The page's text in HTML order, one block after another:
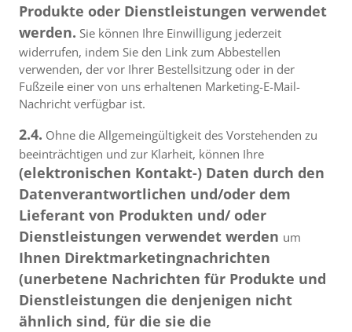
Produkte oder Dienstleistungen verwendet
werden. Sie können Ihre Einwilligung jederzeit
widerrufen, indem Sie den Link zum Abbestellen
verwenden, der vor Ihrer Bestellsitzung oder in der
Fußzeile einer von uns erhaltenen Marketing-E-Mail-
Nachricht verfügbar ist.
2.4. Ohne die Allgemeingültigkeit des Vorstehenden zu
beeinträchtigen und zur Klarheit, können Ihre
(elektronischen Kontakt-) Daten durch den
Datenverantwortlichen und/oder dem
Lieferant von Produkten und/ oder
Dienstleistungen verwendet werden um
Ihnen Direktmarketingnachrichten
(unerbetene Nachrichten für Produkte und
Dienstleistungen die denjenigen nicht
ähnlich sind, für die sie die